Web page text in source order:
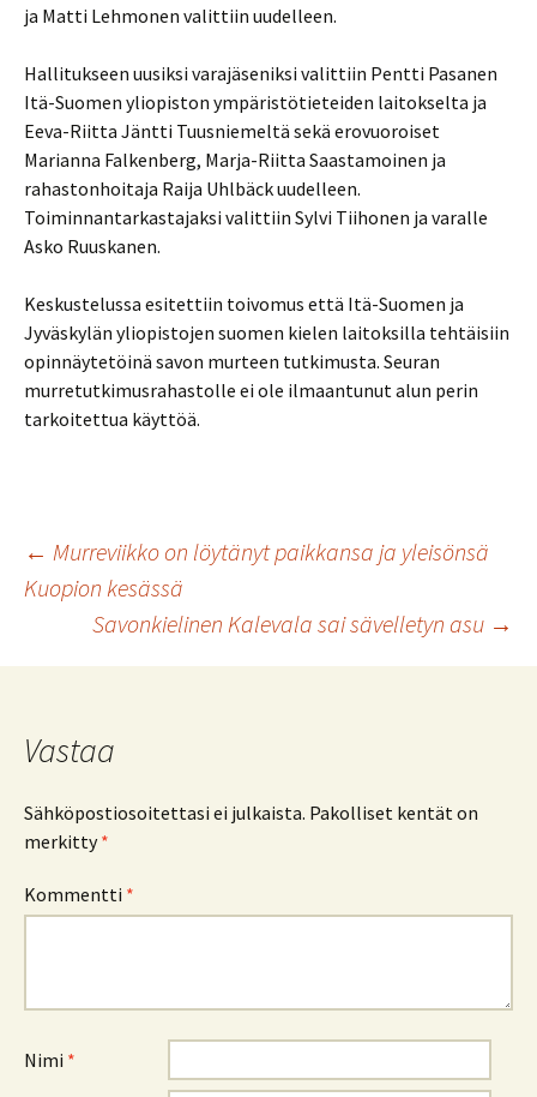
ja Matti Lehmonen valittiin uudelleen.
Hallitukseen uusiksi varajäseniksi valittiin Pentti Pasanen
Itä-Suomen yliopiston ympäristötieteiden laitokselta ja
Eeva-Riitta Jäntti Tuusniemeltä sekä erovuoroiset
Marianna Falkenberg, Marja-Riitta Saastamoinen ja
rahastonhoitaja Raija Uhlbäck uudelleen.
Toiminnantarkastajaksi valittiin Sylvi Tiihonen ja varalle
Asko Ruuskanen.
Keskustelussa esitettiin toivomus että Itä-Suomen ja
Jyväskylän yliopistojen suomen kielen laitoksilla tehtäisiin
opinnäytetöinä savon murteen tutkimusta. Seuran
murretutkimusrahastolle ei ole ilmaantunut alun perin
tarkoitettua käyttöä.
Artikkelien
selaus
← Murreviikko on löytänyt paikkansa ja yleisönsä
Kuopion kesässä
Savonkielinen Kalevala sai sävelletyn asu →
Vastaa
Sähköpostiosoitettasi ei julkaista. Pakolliset kentät on
merkitty*
Kommentti *
Nimi *